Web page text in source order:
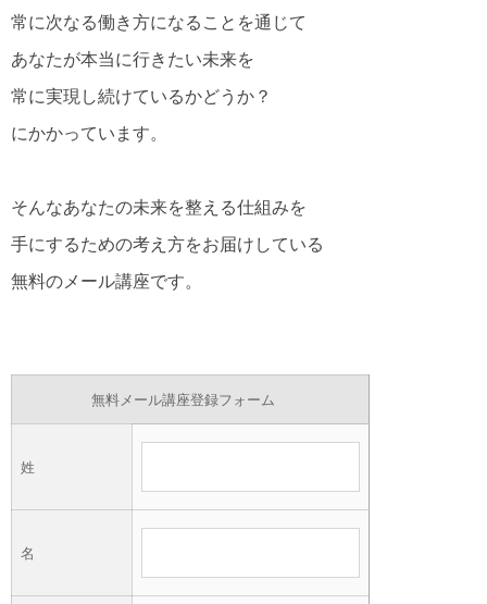
常に次なる働き方になることを通じて
あなたが本当に行きたい未来を
常に実現し続けているかどうか？
にかかっています。
そんなあなたの未来を整える仕組みを
手にするための考え方をお届けしている
無料のメール講座です。
無料メール講座登録フォーム
姓
名